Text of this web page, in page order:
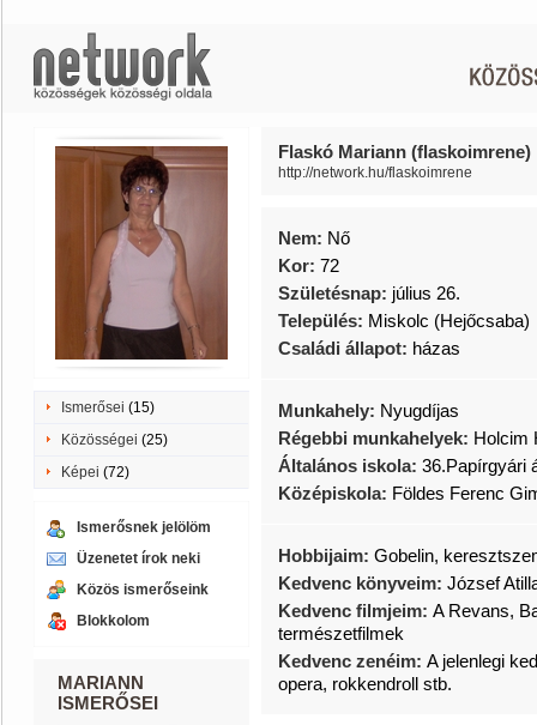
Ismerősei (15)
Közösségei (25)
Képei (72)
Ismerősnek jelölöm
Üzenetet írok neki
Közös ismerőseink
Blokkolom
MARIANN
ISMERŐSEI
Flaskó Mariann (flaskoimrene)
http://network.hu/flaskoimrene
Nem: Nő
Kor: 72
Születésnap: július 26.
Település: Miskolc (Hejőcsaba)
Családi állapot: házas
Munkahely: Nyugdíjas
Régebbi munkahelyek: Holcim
Általános iskola: 36.Papírgyári
Középiskola: Földes Ferenc
Hobbijaim: Gobelin,
Kedvenc könyveim: József
Kedvenc filmjeim: A Revans,
természetfilmek
Kedvenc zenéim: A jelenlegi
opera, rokkendroll stb.